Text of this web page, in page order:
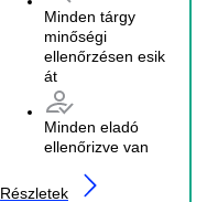
Minden tárgy
minőségi
ellenőrzésen esik
át
Minden eladó
ellenőrizve van
Részletek